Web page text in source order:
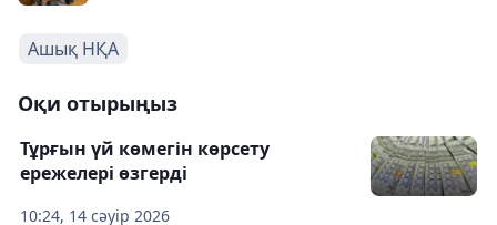
Ашық НҚА
Оқи отырыңыз
10:24, 14 сәуір 2026
Тұрғын үй көмегін көрсету
ережелері өзгерді